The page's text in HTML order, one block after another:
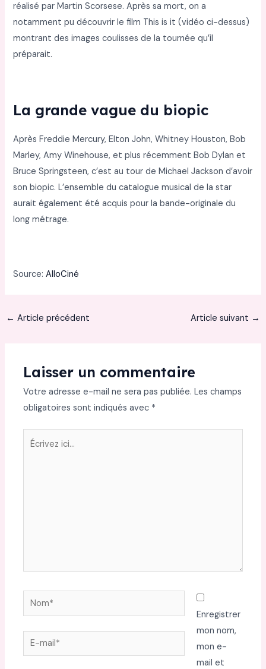
réalisé par Martin Scorsese. Après sa mort, on a
notamment pu découvrir le film This is it (vidéo ci-dessus)
montrant des images coulisses de la tournée qu’il
préparait.
La grande vague du biopic
Après Freddie Mercury, Elton John, Whitney Houston, Bob
Marley, Amy Winehouse, et plus récemment Bob Dylan et
Bruce Springsteen, c’est au tour de Michael Jackson d’avoir
son biopic. L’ensemble du catalogue musical de la star
aurait également été acquis pour la bande-originale du
long métrage.
Source:AlloCiné
← Article précédent Article suivant →
Laisser un commentaire
Votre adresse e-mail ne sera pas publiée. Les champs
obligatoires sont indiqués avec *
Écrivez
Nom*
E-
mail*
Enregistrer
mon nom,
mon e-
mail et